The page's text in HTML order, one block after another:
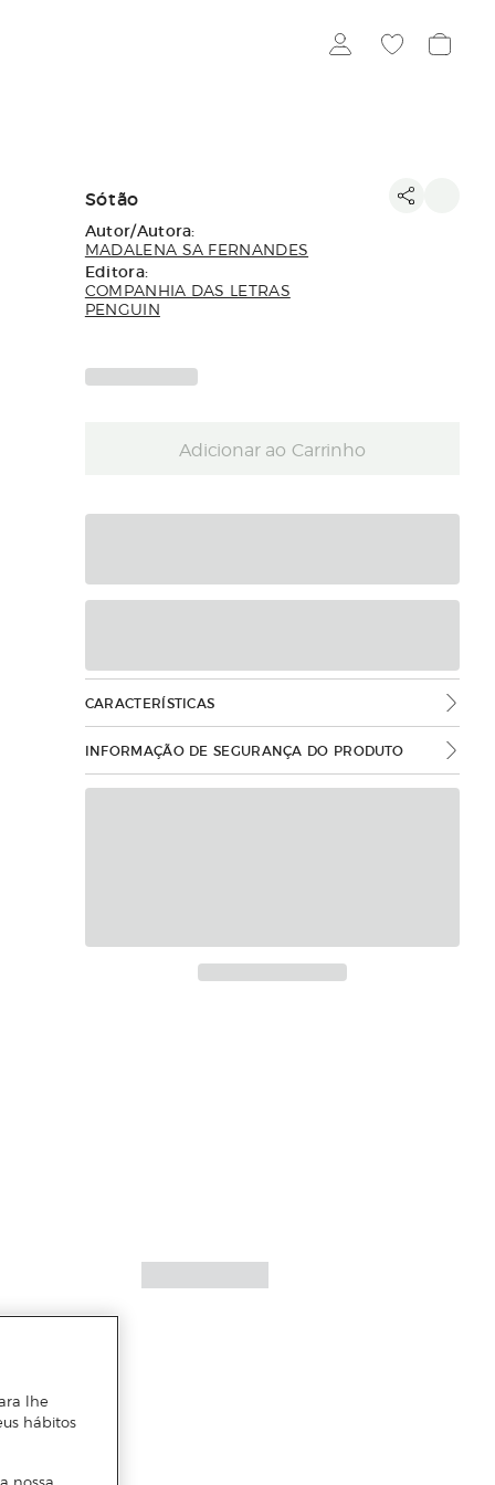
Sótão
Autor/Autora:
MADALENA SA FERNANDES
Editora:
COMPANHIA DAS LETRAS
PENGUIN
Adicionar ao Carrinho
CARACTERÍSTICAS
INFORMAÇÃO DE SEGURANÇA DO PRODUTO
lhe
hábitos
nossa